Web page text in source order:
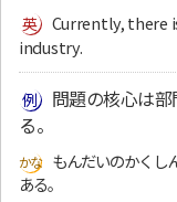
Currently, there
industry.
問題の核心は
る。
もんだいのかくし
ある。